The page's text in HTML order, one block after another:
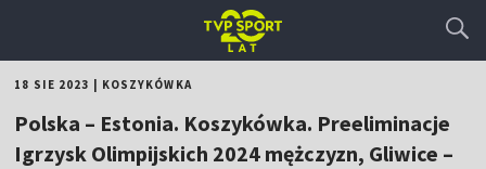
18 SIE 2023 KOSZYKÓWKA
Polska – Estonia. Koszykówka. Preeliminacje
Igrzysk Olimpijskich 2024 mężczyzn, Gliwice –